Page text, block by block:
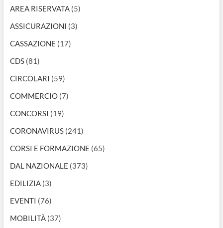
AREA RISERVATA(5)
ASSICURAZIONI (3)
CASSAZIONE (17)
CDS(81)
CIRCOLARI (59)
COMMERCIO(7)
CONCORSI (19)
CORONAVIRUS(241)
CORSI E FORMAZIONE (65)
DAL NAZIONALE (373)
EDILIZIA(3)
EVENTI (76)
MOBILITÀ(37)